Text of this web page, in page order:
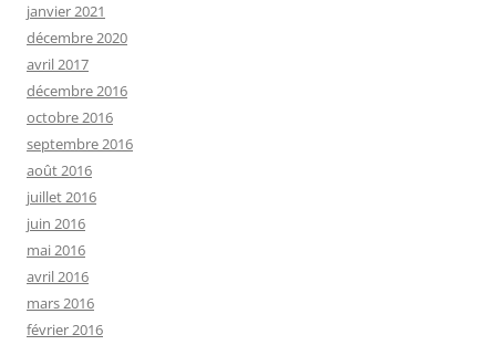
janvier 2021
décembre 2020
avril 2017
décembre 2016
octobre 2016
septembre 2016
août 2016
juillet 2016
juin 2016
mai 2016
avril 2016
mars 2016
février 2016